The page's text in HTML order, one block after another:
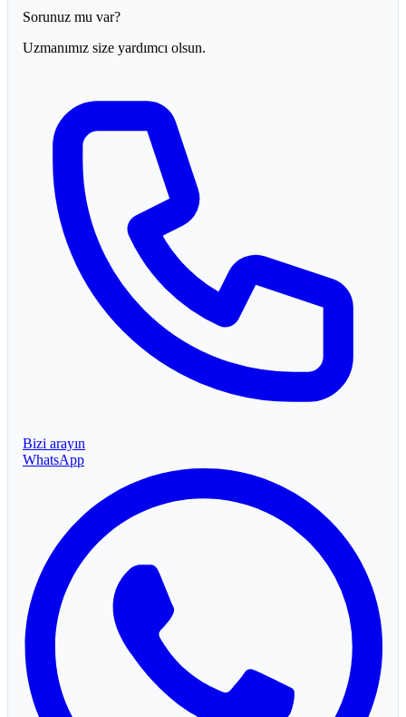
Sorunuz mu var?
Uzmanımız size yardımcı olsun.
Bizi arayın
WhatsApp